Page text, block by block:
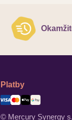
Platby
© Mercury Synergy